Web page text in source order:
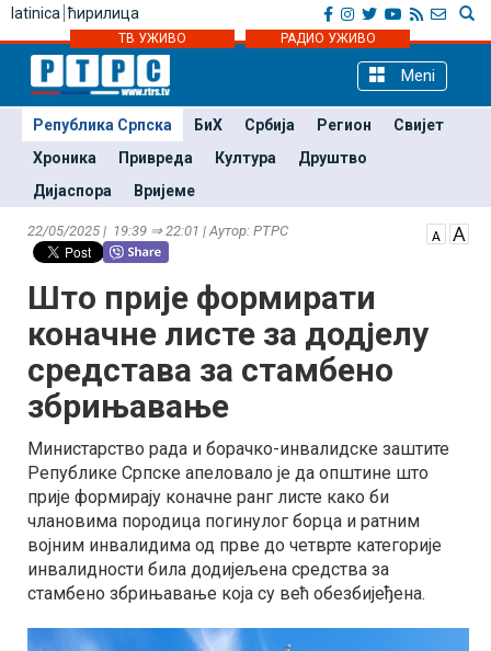
latinica ћирилица
ТВ УЖИВО РАДИО УЖИВО
Meni
Република Српска БиХ Србија Регион
Свијет
Хроника
Привреда Култура
Друштво
Дијаспора
Вријеме
22/05/2025 | 19:39 ⇒ 22:01 | Аутор: РТРС
Што прије формирати
коначне листе за додјелу
средстава за стамбено
збрињавање
Министарство рада и борачко-инвалидске заштите
Републике Српске апеловало је да општине што
прије формирају коначне ранг листе како би
члановима породица погинулог борца и ратним
војним инвалидима од прве до четврте категорије
инвалидности била додијељена средства за
стамбено збрињавање која су већ обезбијеђена.